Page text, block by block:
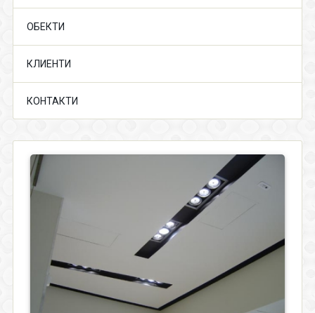
ОБЕКТИ
КЛИЕНТИ
КОНТАКТИ